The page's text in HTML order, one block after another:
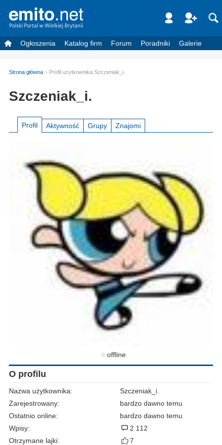
Ogłoszenia Katalog firm Forum Poradniki Galerie
Strona główna Profil użytkownika Szczeniak_i.
Szczeniak_i.
Profil Aktywność Grupy Znajomi
offline
O profilu
Nazwa użytkownika:
Szczeniak_i.
Zarejestrowany:
bardzo dawno temu
Ostatnio online:
bardzo dawno temu
Wpisy:
2 112
Otrzymane lajki:
7